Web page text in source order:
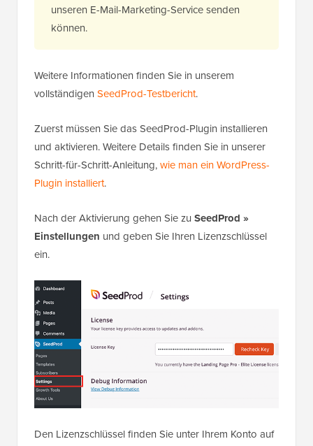
unseren E-Mail-Marketing-Service senden
können.
Weitere Informationen finden Sie in unserem
vollständigen SeedProd-Testbericht.
Zuerst müssen Sie das SeedProd-Plugin installieren
und aktivieren. Weitere Details finden Sie in unserer
Schritt-für-Schritt-Anleitung,wie man ein WordPress-
Plugin installiert.
Nach der Aktivierung gehen Sie zu SeedProd »
Einstellungen und geben Sie Ihren Lizenzschlüssel
ein.
Den Lizenzschlüssel finden Sie unter Ihrem Konto auf